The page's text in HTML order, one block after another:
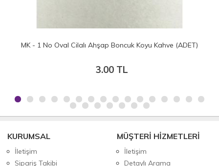
MK - 1 No Oval Cilalı Ahşap Boncuk Koyu Kahve (ADET)
3.00 TL
KURUMSAL
İletişim
Sipariş Takibi
MÜŞTERİ HİZMETLERİ
İletişim
Detaylı Arama